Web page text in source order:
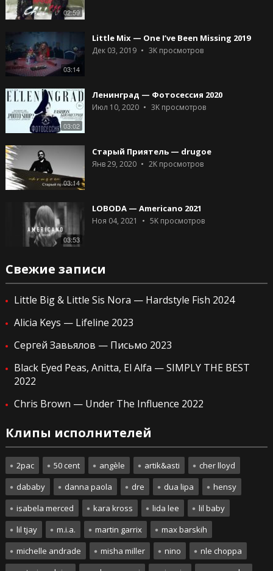
02:59
03:14
Little Mix — One I’ve Been Missing 2019
Дек 03, 2019 3Kпросмотров
03:02
Ленинград — Фотосессия 2020
Июл 10, 2020 3Kпросмотров
03:14
Старый Приятель — drugoe
Янв 29, 2020 2Kпросмотров
03:53
LOBODA — Americano 2021
Ноя 04, 2021 5Kпросмотров
Свежие записи
Little Big & Little Sis Nora — Hardstyle Fish 2024
Alicia Keys — Lifeline 2023
Сергей Завьялов — Письмо 2023
Black Eyed Peas, Anitta, El Alfa — SIMPLY THE BEST
2022
Chris Brown — Under The Influence 2022
Клипы исполнителей
2pac 50 cent angèle artik&asti
cher lloyd
dababy
danna paola dre dua lipa
hensy
isabela merced
kara kross lida lee
lil baby
lil tjay
m.i.a. martin garrix
max barskih
michelle andrade
misha miller nino
nle choppa